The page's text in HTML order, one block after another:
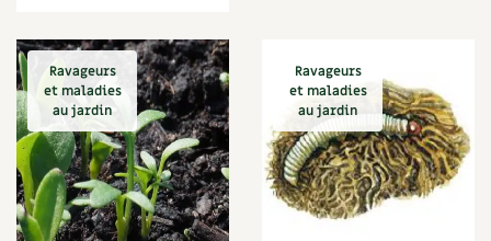
Ravageurs
et maladies
au jardin
Ravageurs
et maladies
au jardin